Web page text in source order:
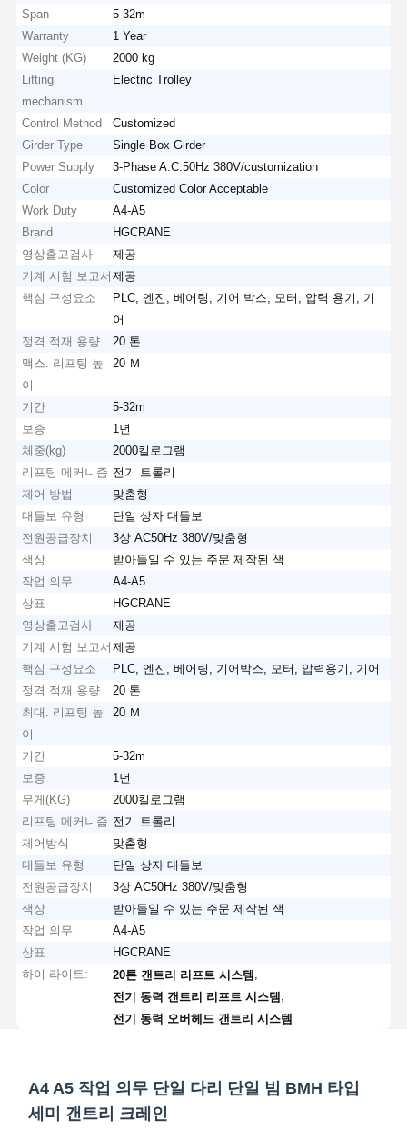
제품 소개 동영상
공장 투어 품질 관리
Span
5-32m
Warranty
1 Year
Weight (KG)
2000 kg
Lifting
mechanism
Electric Trolley
Control Method
Customized
Girder Type
Single Box Girder
Power Supply
3-Phase A.C.50Hz 380V/customization
Color
Customized Color Acceptable
Work Duty
A4-A5
Brand
HGCRANE
영상출고검사
제공
기계 시험 보고서 제공
핵심 구성요소
PLC, 엔진, 베어링, 기어 박스, 모터, 압력 용기, 기
어
정격 적재 용량
20 톤
맥스. 리프팅 높
이
20 Ｍ
기간
5-32m
보증
1년
체중(kg)
2000킬로그램
리프팅 메커니즘 전기 트롤리
제어 방법
맞춤형
대들보 유형
단일 상자 대들보
전원공급장치
3상 AC50Hz 380V/맞춤형
색상
받아들일 수 있는 주문 제작된 색
작업 의무
A4-A5
상표
HGCRANE
영상출고검사
제공
기계 시험 보고서 제공
핵심 구성요소
PLC, 엔진, 베어링, 기어박스, 모터, 압력용기, 기어
정격 적재 용량
20 톤
최대. 리프팅 높
이
20 Ｍ
기간
5-32m
보증
1년
무게(KG)
2000킬로그램
리프팅 메커니즘 전기 트롤리
제어방식
맞춤형
대들보 유형
단일 상자 대들보
전원공급장치
3상 AC50Hz 380V/맞춤형
색상
받아들일 수 있는 주문 제작된 색
작업 의무
A4-A5
상표
HGCRANE
하이 라이트:
20톤 갠트리 리프트 시스템
전기 동력 갠트리 리프트 시스템
전기 동력 오버헤드 갠트리 시스템
A4 A5 작업 의무 단일 다리 단일 빔 BMH 타입
세미 갠트리 크레인